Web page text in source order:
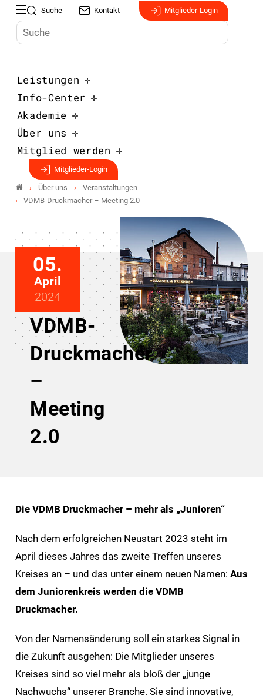
Suche Kontakt Mitglieder-Login
Leistungen
Info-Center
Akademie
Über uns
Mitglied werden
Mitglieder-Login
Über uns
Veranstaltungen
VDMB-Druckmacher – Meeting 2.0
05.
April
2024
VDMB-
Druckmacher
–
Meeting
2.0
Die VDMB Druckmacher – mehr als „Junioren“
Nach dem erfolgreichen Neustart 2023 steht im
April dieses Jahres das zweite Treffen unseres
Kreises an – und das unter einem neuen Namen: Aus
dem Juniorenkreis werden die VDMB
Druckmacher.
Von der Namensänderung soll ein starkes Signal in
die Zukunft ausgehen: Die Mitglieder unseres
Kreises sind so viel mehr als bloß der „junge
Nachwuchs“ unserer Branche. Sie sind innovative,